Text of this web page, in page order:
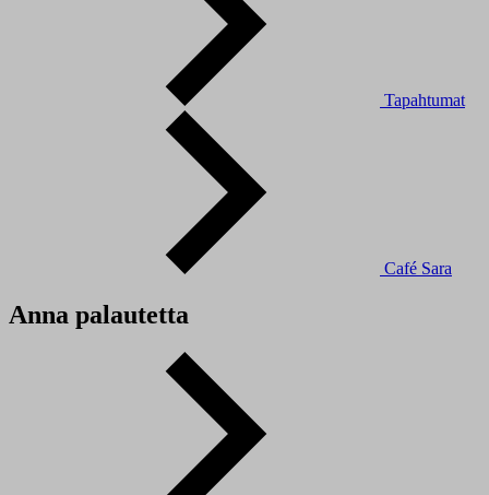
Tapahtumat
Café Sara
Anna palautetta